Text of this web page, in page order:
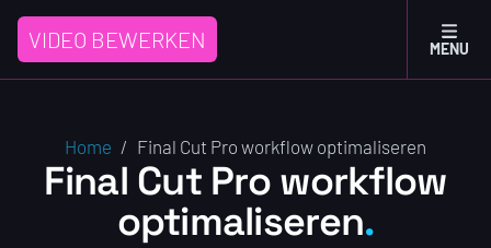
VIDEO BEWERKEN MENU
Home / Final Cut Pro workflow optimaliseren
Final Cut Pro workflow
optimaliseren